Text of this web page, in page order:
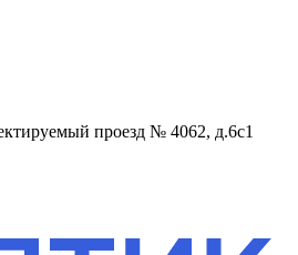
проезд № 4062, д.6с1